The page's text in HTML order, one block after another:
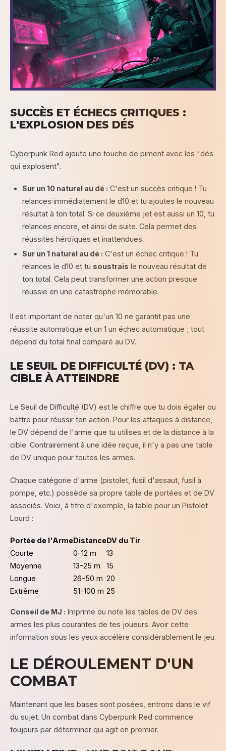
SUCCÈS ET ÉCHECS CRITIQUES :
L'EXPLOSION DES DÉS
Cyberpunk Red ajoute une touche de piment avec les "dés
qui explosent".
Sur un 10 naturel au dé : C'est un succès critique ! Tu
relances immédiatement le d10 et tu ajoutes le nouveau
résultat à ton total. Si ce deuxième jet est aussi un 10, tu
relances encore, et ainsi de suite. Cela permet des
réussites héroïques et inattendues.
Sur un 1 naturel au dé : C'est un échec critique ! Tu
relances le d10 et tu soustrais le nouveau résultat de
ton total. Cela peut transformer une action presque
réussie en une catastrophe mémorable.
Il est important de noter qu'un 10 ne garantit pas une
réussite automatique et un 1 un échec automatique ; tout
dépend du total final comparé au DV.
LE SEUIL DE DIFFICULTÉ (DV) : TA
CIBLE À ATTEINDRE
Le Seuil de Difficulté (DV) est le chiffre que tu dois égaler ou
battre pour réussir ton action. Pour les attaques à distance,
le DV dépend de l'arme que tu utilises et de la distance à la
cible. Contrairement à une idée reçue, il n'y a pas une table
de DV unique pour toutes les armes.
Chaque catégorie d'arme (pistolet, fusil d'assaut, fusil à
pompe, etc.) possède sa propre table de portées et de DV
associés. Voici, à titre d'exemple, la table pour un Pistolet
Lourd :
Portée de l'ArmeDistanceDV du Tir
Courte
0-12 m
13
Moyenne
13-25 m
15
Longue
26-50 m 20
Extrême
51-100 m 25
Conseil de MJ : Imprime ou note les tables de DV des
armes les plus courantes de tes joueurs. Avoir cette
information sous les yeux accélère considérablement le jeu.
LE DÉROULEMENT D'UN
COMBAT
Maintenant que les bases sont posées, entrons dans le vif
du sujet. Un combat dans Cyberpunk Red commence
toujours par déterminer qui agit en premier.